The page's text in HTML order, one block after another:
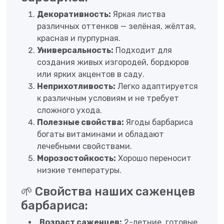
Декоративность: Яркая листва
различных оттенков — зелёная, жёлтая,
красная и пурпурная.
Универсальность: Подходит для
создания живых изгородей, бордюров
или ярких акцентов в саду.
Неприхотливость: Легко адаптируется
к различным условиям и не требует
сложного ухода.
Полезные свойства: Ягоды барбариса
богаты витаминами и обладают
лечебными свойствами.
Морозостойкость: Хорошо переносит
низкие температуры.
🌱 Свойства наших саженцев
барбариса: